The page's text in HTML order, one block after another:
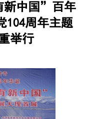
中国”百年
104周年主题
举行